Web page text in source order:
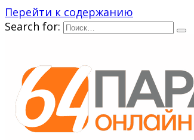
Перейти к содержанию
Search for: